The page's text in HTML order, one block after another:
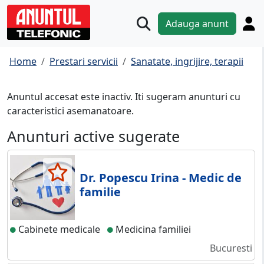
Adauga anunt
Home Prestari servicii Sanatate, ingrijire, terapii
Anuntul accesat este inactiv. Iti sugeram anunturi cu
caracteristici asemanatoare.
Anunturi active sugerate
Dr. Popescu Irina - Medic de
familie
Cabinete medicale
Medicina familiei
Bucuresti